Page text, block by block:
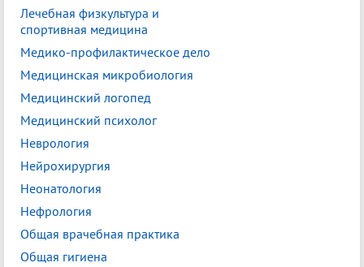
Лечебная физкультура и
спортивная медицина
Медико-профилактическое дело
Медицинская микробиология
Медицинский логопед
Медицинский психолог
Неврология
Нейрохирургия
Неонатология
Нефрология
Общая врачебная практика
Общая гигиена